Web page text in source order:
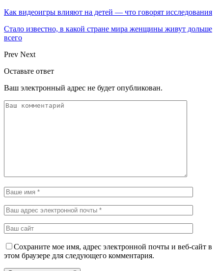
Как видеоигры влияют на детей — что говорят исследования
Стало известно, в какой стране мира женщины живут дольше
всего
Prev Next
Оставьте ответ
Ваш электронный адрес не будет опубликован.
Сохраните мое имя, адрес электронной почты и веб-сайт в
этом браузере для следующего комментария.